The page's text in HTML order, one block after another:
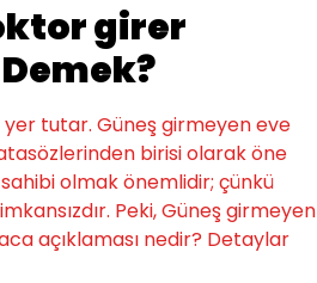
girer
tutar. Güneş girmeyen eve
birisi olarak öne
olmak önemlidir; çünkü
Peki, Güneş girmeyen
açıklaması nedir? Detaylar